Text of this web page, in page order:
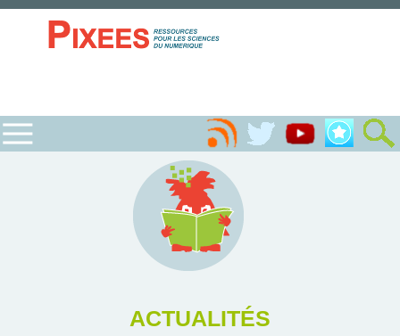
ACTUALITÉS